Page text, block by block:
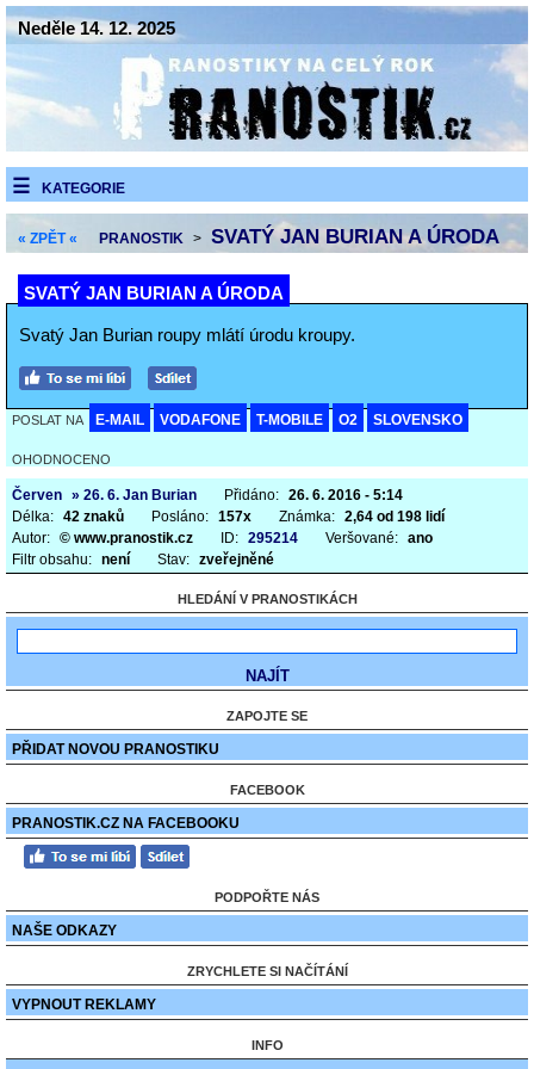
Neděle 14. 12. 2025
KATEGORIE
« ZPĚT « PRANOSTIK > SVATÝ JAN BURIAN A ÚRODA
SVATÝ JAN BURIAN A ÚRODA
Svatý Jan Burian roupy mlátí úrodu kroupy.
POSLAT NA E-MAIL VODAFONE T-MOBILE O2 SLOVENSKO
OHODNOCENO
Červen » 26. 6. Jan Burian Přidáno: 26. 6. 2016 - 5:14
Délka: 42 znaků Posláno: 157x Známka: 2,64 od 198 lidí
Autor: © www.pranostik.cz ID: 295214 Veršované: ano
Filtr obsahu: není Stav: zveřejněné
HLEDÁNÍ V PRANOSTIKÁCH
ZAPOJTE SE
PŘIDAT NOVOU PRANOSTIKU
FACEBOOK
PRANOSTIK.CZ NA FACEBOOKU
PODPOŘTE NÁS
NAŠE ODKAZY
ZRYCHLETE SI NAČÍTÁNÍ
VYPNOUT REKLAMY
INFO